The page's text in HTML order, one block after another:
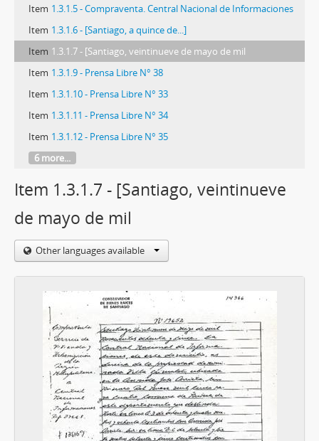
Item 1.3.1.5 - Compraventa. Central Nacional de Informaciones
Item 1.3.1.6 - [Santiago, a quince de...]
Item 1.3.1.7 - [Santiago, veintinueve de mayo de mil
Item 1.3.1.9 - Prensa Libre N° 38
Item 1.3.1.10 - Prensa Libre N° 33
Item 1.3.1.11 - Prensa Libre N° 34
Item 1.3.1.12 - Prensa Libre N° 35
6 more...
Item 1.3.1.7 - [Santiago, veintinueve
de mayo de mil
Other languages available